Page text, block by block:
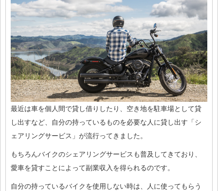
最近は車を個人間で貸し借りしたり、空き地を駐車場として貸
し出すなど、自分の持っているものを必要な人に貸し出す「シ
ェアリングサービス」が流行ってきました。
もちろんバイクのシェアリングサービスも普及してきており、
愛車を貸すことによって副業収入を得られるのです。
自分の持っているバイクを使用しない時は、人に使ってもらう